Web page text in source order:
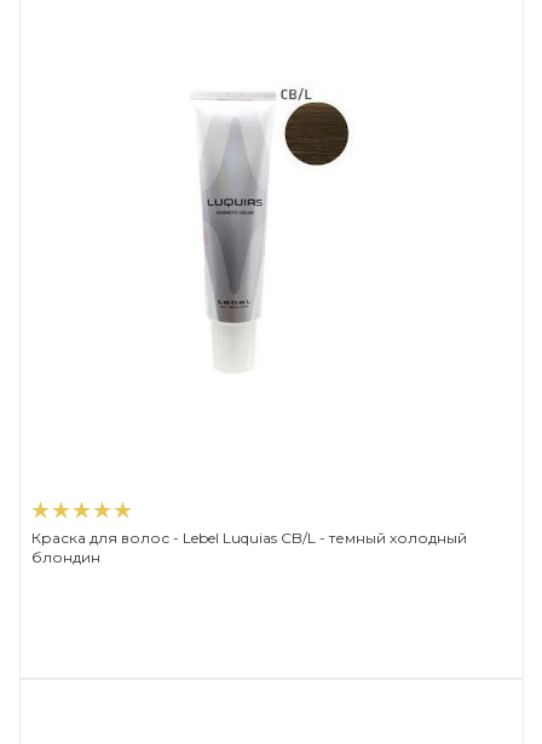
Краска для волос - Lebel Luquias CB/L - темный холодный
блондин